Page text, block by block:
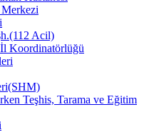
Merkezi
Acil)
Koordinatörlüğü
Teşhis, Tarama ve Eğitim